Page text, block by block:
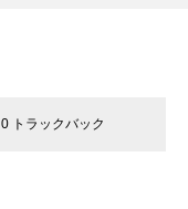
0 トラックバック